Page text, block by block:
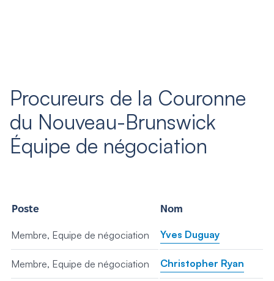
Procureurs de la Couronne
du Nouveau-Brunswick
Équipe de négociation
Poste Nom
Membre, Equipe de négociation Yves Duguay
Membre, Equipe de négociation Christopher Ryan